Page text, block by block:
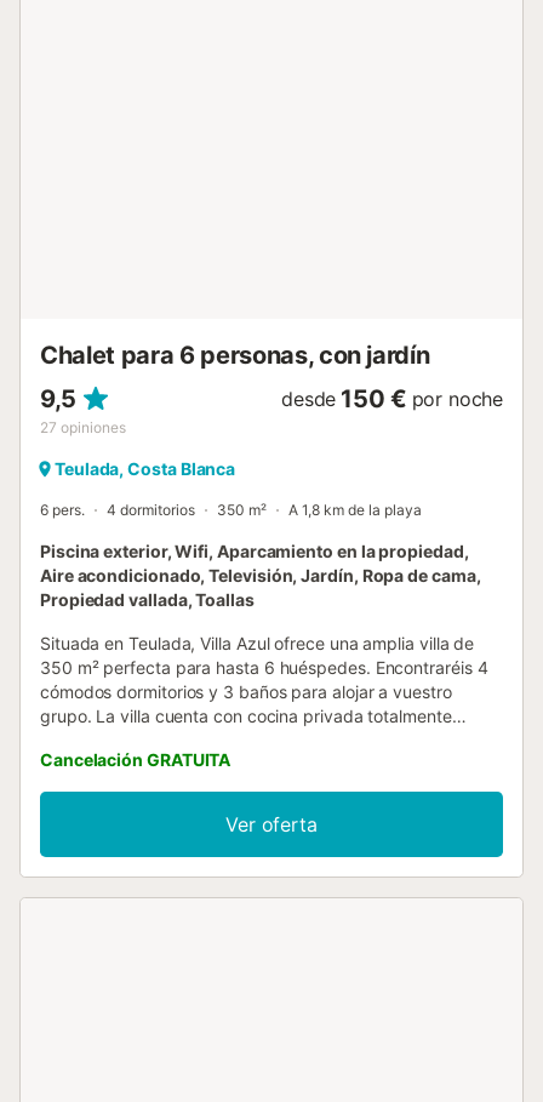
Chalet para 6 personas, con jardín
9,5
27 opiniones
desde 150 € por noche
Teulada, Costa Blanca
6 pers. 4 dormitorios 350 m² A 1,8 km de la playa
Piscina exterior, Wifi, Aparcamiento en la propiedad,
Aire acondicionado, Televisión, Jardín, Ropa de cama,
Propiedad vallada, Toallas
Situada en Teulada, Villa Azul ofrece una amplia villa de
350 m² perfecta para hasta 6 huéspedes. Encontraréis 4
cómodos dormitorios y 3 baños para alojar a vuestro
grupo. La villa cuenta con cocina privada totalmente
videollamadas, TV con vídeo bajo demanda y lavadora.
Para familias, hay cuna y trona disponibles para vuestra
comodidad. Salid al exterior para disfrutar de vuestro
jardín privado, terraza cubierta, 3 terrazas descubiertas y
2 balcones privados con preciosas vistas a la montaña. La
Cancelación GRATUITA
Ver oferta